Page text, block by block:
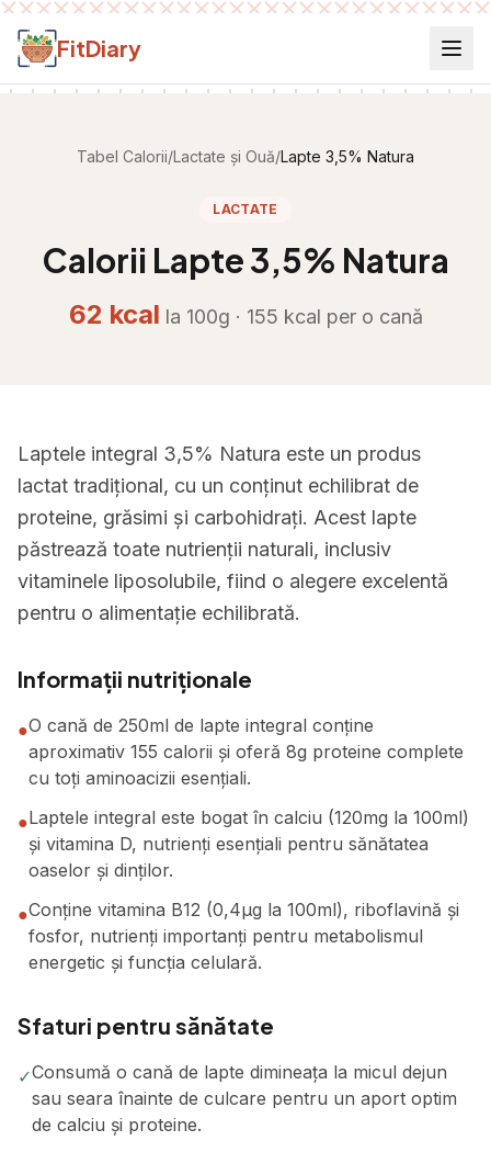
Salt la conținut
FitDiary
Tabel Calorii/Lactate și Ouă/Lapte 3,5% Natura
LACTATE
Calorii Lapte 3,5% Natura
62 kcal la 100g · 155 kcal per o cană
Laptele integral 3,5% Natura este un produs
lactat tradițional, cu un conținut echilibrat de
proteine, grăsimi și carbohidrați. Acest lapte
păstrează toate nutrienții naturali, inclusiv
vitaminele liposolubile, fiind o alegere excelentă
pentru o alimentație echilibrată.
Informații nutriționale
●O cană de 250ml de lapte integral conține
aproximativ 155 calorii și oferă 8g proteine complete
cu toți aminoacizii esențiali.
●Laptele integral este bogat în calciu (120mg la 100ml)
și vitamina D, nutrienți esențiali pentru sănătatea
oaselor și dinților.
●Conține vitamina B12 (0,4μg la 100ml), riboflavină și
fosfor, nutrienți importanți pentru metabolismul
energetic și funcția celulară.
Sfaturi pentru sănătate
✓Consumă o cană de lapte dimineața la micul dejun
sau seara înainte de culcare pentru un aport optim
de calciu și proteine.